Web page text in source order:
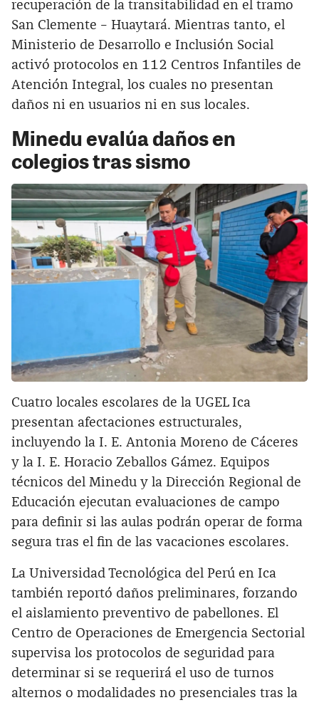
recuperación de la transitabilidad en el tramo
San Clemente – Huaytará. Mientras tanto, el
Ministerio de Desarrollo e Inclusión Social
activó protocolos en 112 Centros Infantiles de
Atención Integral, los cuales no presentan
daños ni en usuarios ni en sus locales.
Minedu evalúa daños en
colegios tras sismo
Cuatro locales escolares de la UGEL Ica
presentan afectaciones estructurales,
incluyendo la I. E. Antonia Moreno de Cáceres
y la I. E. Horacio Zeballos Gámez. Equipos
técnicos del Minedu y la Dirección Regional de
Educación ejecutan evaluaciones de campo
para definir si las aulas podrán operar de forma
segura tras el fin de las vacaciones escolares.
La Universidad Tecnológica del Perú en Ica
también reportó daños preliminares, forzando
el aislamiento preventivo de pabellones. El
Centro de Operaciones de Emergencia Sectorial
supervisa los protocolos de seguridad para
determinar si se requerirá el uso de turnos
alternos o modalidades no presenciales tras la